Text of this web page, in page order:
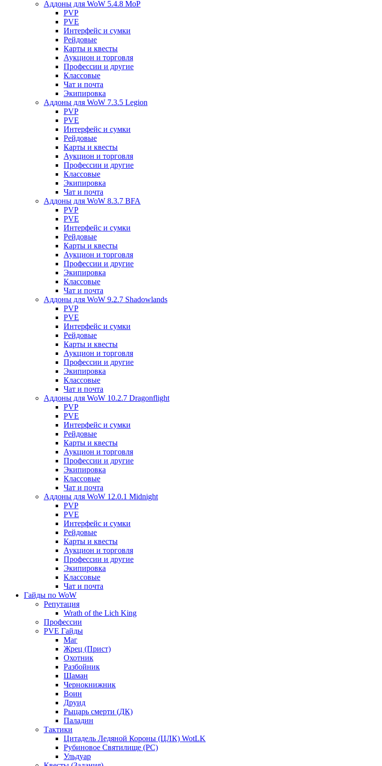
Аддоны для WoW 5.4.8 MoP
PVP
PVE
Интерфейс и сумки
Рейдовые
Карты и квесты
Аукцион и торговля
Профессии и другие
Классовые
Чат и почта
Экипировка
Аддоны для WoW 7.3.5 Legion
PVP
PVE
Интерфейс и сумки
Рейдовые
Карты и квесты
Аукцион и торговля
Профессии и другие
Классовые
Экипировка
Чат и почта
Аддоны для WoW 8.3.7 BFA
PVP
PVE
Интерфейс и сумки
Рейдовые
Карты и квесты
Аукцион и торговля
Профессии и другие
Экипировка
Классовые
Чат и почта
Аддоны для WoW 9.2.7 Shadowlands
PVP
PVE
Интерфейс и сумки
Рейдовые
Карты и квесты
Аукцион и торговля
Профессии и другие
Экипировка
Классовые
Чат и почта
Аддоны для WoW 10.2.7 Dragonflight
PVP
PVE
Интерфейс и сумки
Рейдовые
Карты и квесты
Аукцион и торговля
Профессии и другие
Экипировка
Классовые
Чат и почта
Аддоны для WoW 12.0.1 Midnight
PVP
PVE
Интерфейс и сумки
Рейдовые
Карты и квесты
Аукцион и торговля
Профессии и другие
Экипировка
Классовые
Чат и почта
Гайды по WoW
Репутация
Wrath of the Lich King
Профессии
PVE Гайды
Маг
Жрец (Прист)
Охотник
Разбойник
Шаман
Чернокнижник
Воин
Друид
Рыцарь смерти (ДК)
Паладин
Тактики
Цитадель Ледяной Короны (ЦЛК) WotLK
Рубиновое Святилище (РС)
Ульдуар